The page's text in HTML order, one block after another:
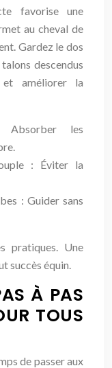
favorise une
au cheval de
Gardez le dos
descendus
améliorer la
Absorber les
: Éviter la
: Guider sans
pratiques. Une
succès équin.
À PAS
TOUS
de passer aux